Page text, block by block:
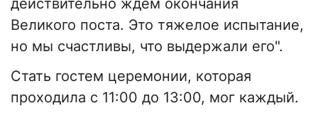
действительно ждем окончания
Великого поста. Это тяжелое испытание,
но мы счастливы, что выдержали его".
Стать гостем церемонии, которая
проходила с 11:00 до 13:00, мог каждый.